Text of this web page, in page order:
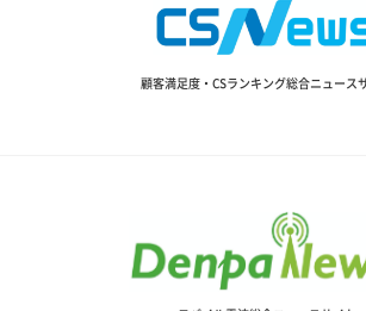
顧客満足度・CSランキング総合ニュース